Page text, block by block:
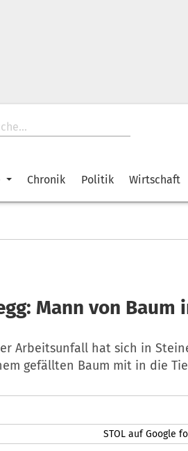
Chronik Politik Wirtschaft
Mann von Baum
Arbeitsunfall hat sich in
gefällten Baum mit in die
STOL auf Google